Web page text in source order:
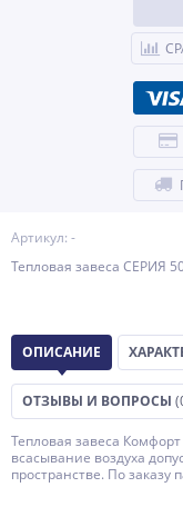
Артикул: -
Тепловая завеса
ОПИСАНИЕ
ОТЗЫВЫ И ВОПРОСЫ
Тепловая завеса
всасывание воздуха
пространстве. По